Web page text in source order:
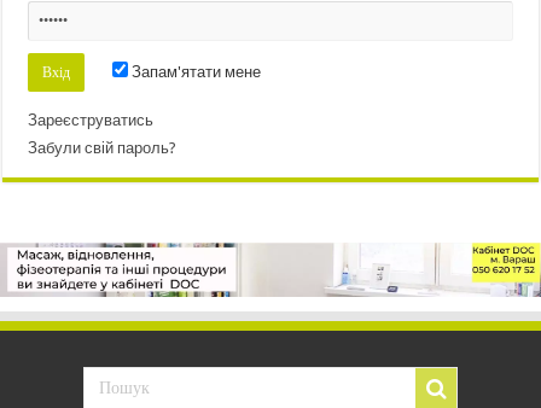
Запам'ятати мене
Зареєструватись
Забули свій пароль?